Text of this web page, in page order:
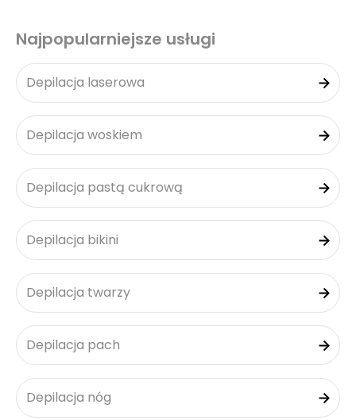
Najpopularniejsze usługi
Depilacja laserowa
Depilacja woskiem
Depilacja pastą cukrową
Depilacja bikini
Depilacja twarzy
Depilacja pach
Depilacja nóg